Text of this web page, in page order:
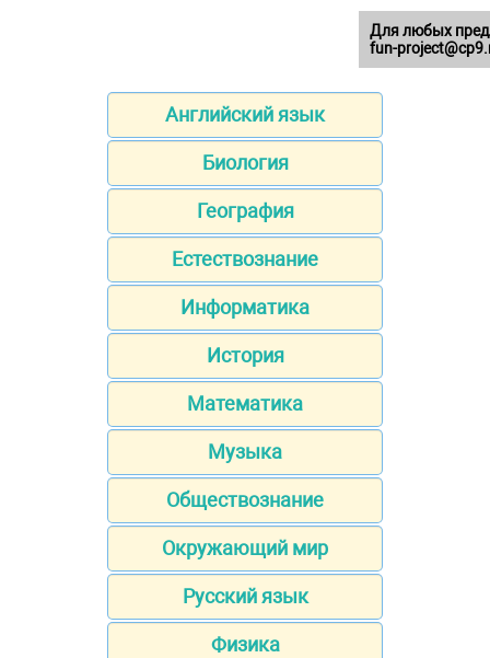
Английский язык
Биология
География
Естествознание
Информатика
История
Математика
Музыка
Обществознание
Окружающий мир
Русский язык
Физика
Для любых
fun-